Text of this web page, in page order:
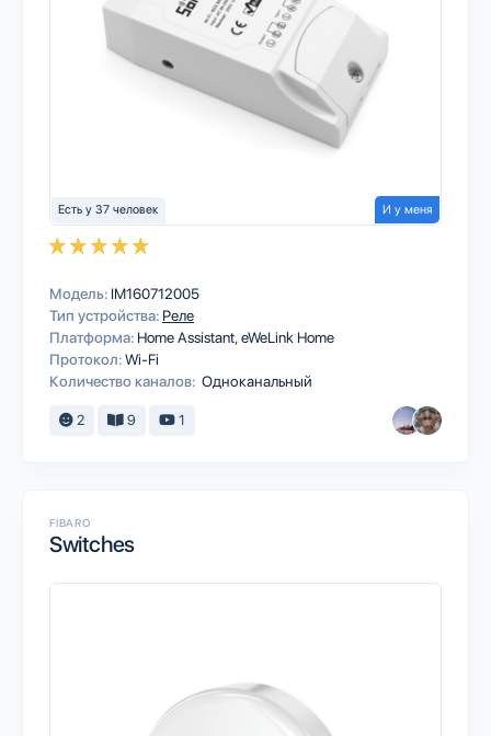
Есть у 37 человек И у меня
Модель: IM160712005
Тип устройства: Реле
Платформа: Home AssistanteWeLink Home
Протокол:Wi-Fi
Количество каналов: Одноканальный
2 9 1
FIBARO
Switches